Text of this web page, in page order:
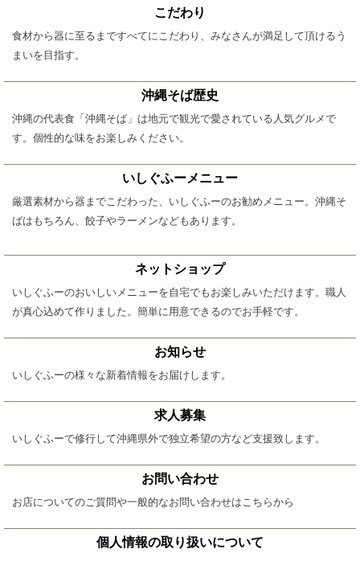
こだわり
食材から器に至るまですべてにこだわり、みなさんが満足して頂けるう
まいを目指す。
沖縄そば歴史
沖縄の代表食「沖縄そば」は地元で観光で愛されている人気グルメで
す。個性的な味をお楽しみください。
いしぐふーメニュー
厳選素材から器までこだわった、いしぐふーのお勧めメニュー。沖縄そ
ばはもちろん、餃子やラーメンなどもあります。
ネットショップ
いしぐふーのおいしいメニューを自宅でもお楽しみいただけます。職人
が真心込めて作りました。簡単に用意できるのでお手軽です。
お知らせ
いしぐふーの様々な新着情報をお届けします。
求人募集
いしぐふーで修行して沖縄県外で独立希望の方など支援致します。
お問い合わせ
お店についてのご質問や一般的なお問い合わせはこちらから
個人情報の取り扱いについて